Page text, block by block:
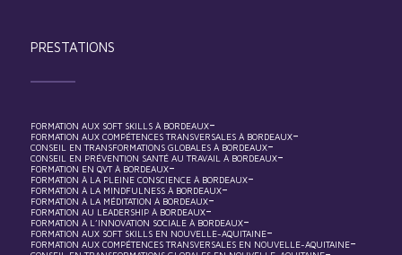
PRESTATIONS
FORMATION AUX SOFT SKILLS À BORDEAUX-
FORMATION AUX COMPÉTENCES TRANSVERSALES À BORDEAUX-
CONSEIL EN TRANSFORMATIONS GLOBALES À BORDEAUX-
CONSEIL EN PRÉVENTION SANTÉ AU TRAVAIL À BORDEAUX-
FORMATION EN QVT À BORDEAUX-
FORMATION À LA PLEINE CONSCIENCE À BORDEAUX-
FORMATION À LA MINDFULNESS À BORDEAUX-
FORMATION À LA MÉDITATION À BORDEAUX-
FORMATION AU LEADERSHIP À BORDEAUX-
FORMATION À L’INNOVATION SOCIALE À BORDEAUX-
FORMATION AUX SOFT SKILLS EN NOUVELLE-AQUITAINE-
FORMATION AUX COMPÉTENCES TRANSVERSALES EN NOUVELLE-AQUITAINE-